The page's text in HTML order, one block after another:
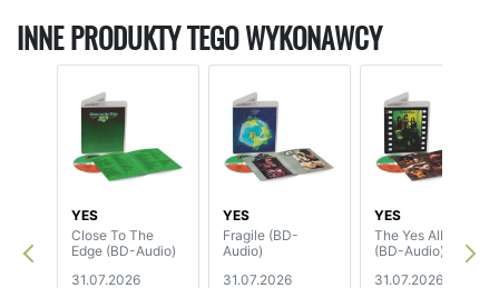
INNE PRODUKTY TEGO WYKONAWCY
YES
Close To The
Edge (BD-Audio)
31.07.2026
YES
Fragile (BD-
Audio)
31.07.2026
YES
The Yes Album
(BD-Audio)
31.07.2026